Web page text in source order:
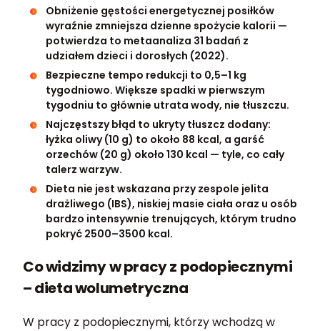
Obniżenie gęstości energetycznej posiłków
wyraźnie zmniejsza dzienne spożycie kalorii —
potwierdza to metaanaliza 31 badań z
udziałem dzieci i dorosłych (2022).
Bezpieczne tempo redukcji to 0,5–1 kg
tygodniowo. Większe spadki w pierwszym
tygodniu to głównie utrata wody, nie tłuszczu.
Najczęstszy błąd to ukryty tłuszcz dodany:
łyżka oliwy (10 g) to około 88 kcal, a garść
orzechów (20 g) około 130 kcal — tyle, co cały
talerz warzyw.
Dieta nie jest wskazana przy zespole jelita
drażliwego (IBS), niskiej masie ciała oraz u osób
bardzo intensywnie trenujących, którym trudno
pokryć 2500–3500 kcal.
Co widzimy w pracy z podopiecznymi
– dieta wolumetryczna
W pracy z podopiecznymi, którzy wchodzą w